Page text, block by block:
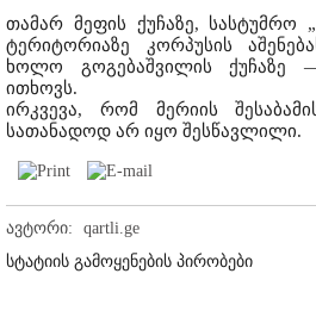
თამარ მეფის ქუჩაზე, სასტუმრო
ტერიტორიაზე კორპუსის
ხოლო გოგებაშვილის ქუჩაზე
ითხოვს.
ირკვევა, რომ მერიის
სათანადოდ არ იყო შესწავლილი.
ავტორი:
qartli.ge
სტატიის გამოყენების პირობები